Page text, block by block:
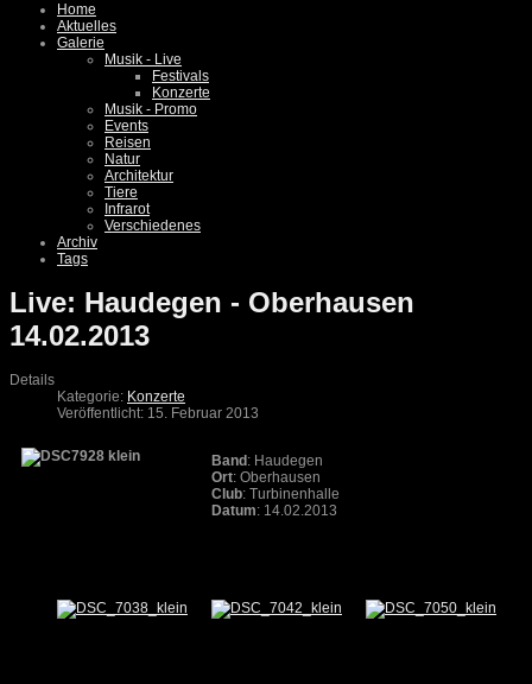
Home
Aktuelles
Galerie
Musik - Live
Festivals
Konzerte
Musik - Promo
Events
Reisen
Natur
Architektur
Tiere
Infrarot
Verschiedenes
Archiv
Tags
Live: Haudegen - Oberhausen
14.02.2013
Details
Kategorie: Konzerte
Veröffentlicht: 15. Februar 2013
Band : Haudegen
Ort: Oberhausen
Club: Turbinenhalle
Datum: 14.02.2013